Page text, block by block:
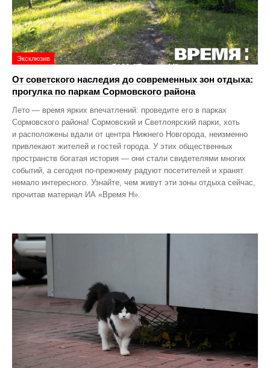
Эксклюзив
От советского наследия до современных зон отдыха:
прогулка по паркам Сормовского района
Лето — время ярких впечатлений: проведите его в парках
Сормовского района! Сормовский и Светлоярский парки, хоть
и расположены вдали от центра Нижнего Новгорода, неизменно
привлекают жителей и гостей города. У этих общественных
пространств богатая история — они стали свидетелями многих
событий, а сегодня по‑прежнему радуют посетителей и хранят
немало интересного. Узнайте, чем живут эти зоны отдыха сейчас,
прочитав материал ИА «Время Н».